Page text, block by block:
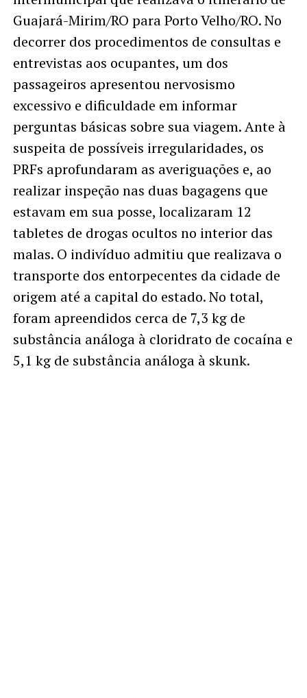
Guajará-Mirim/RO para Porto Velho/RO. No
decorrer dos procedimentos de consultas e
entrevistas aos ocupantes, um dos
passageiros apresentou nervosismo
excessivo e dificuldade em informar
perguntas básicas sobre sua viagem. Ante à
suspeita de possíveis irregularidades, os
PRFs aprofundaram as averiguações e, ao
realizar inspeção nas duas bagagens que
estavam em sua posse, localizaram 12
tabletes de drogas ocultos no interior das
malas. O indivíduo admitiu que realizava o
transporte dos entorpecentes da cidade de
origem até a capital do estado. No total,
foram apreendidos cerca de 7,3 kg de
substância análoga à cloridrato de cocaína e
5,1 kg de substância análoga à skunk.